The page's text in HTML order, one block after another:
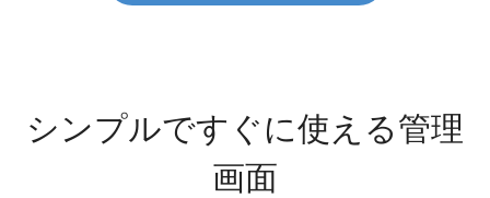
シンプルですぐに使える管理
画面